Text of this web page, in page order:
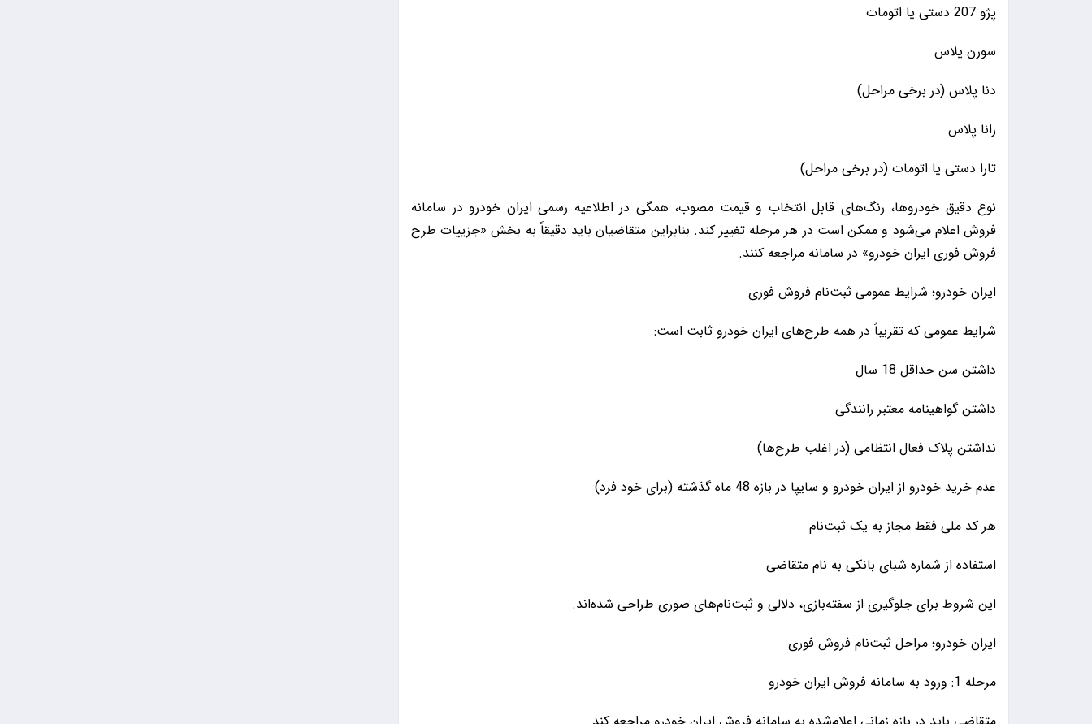
پژو 207 دستی یا اتومات
سورن پلاس
دنا پلاس (در برخی مراحل)
رانا پلاس
تارا دستی یا اتومات (در برخی مراحل)
نوع دقیق خودروها، رنگ‌های قابل انتخاب و قیمت مصوب، همگی در اطلاعیه رسمی ایران خودرو در سامانه
فروش اعلام می‌شود و ممکن است در هر مرحله تغییر کند. بنابراین متقاضیان باید دقیقاً به بخش «جزییات طرح
فروش فوری ایران خودرو» در سامانه مراجعه کنند.
ایران خودرو؛ شرایط عمومی ثبت‌نام فروش فوری
شرایط عمومی که تقریباً در همه طرح‌های ایران خودرو ثابت است:
داشتن سن حداقل 18 سال
داشتن گواهینامه معتبر رانندگی
نداشتن پلاک فعال انتظامی (در اغلب طرح‌ها)
عدم خرید خودرو از ایران خودرو و سایپا در بازه 48 ماه گذشته (برای خود فرد)
هر کد ملی فقط مجاز به یک ثبت‌نام
استفاده از شماره شبای بانکی به نام متقاضی
این شروط برای جلوگیری از سفته‌بازی، دلالی و ثبت‌نام‌های صوری طراحی شده‌اند.
ایران خودرو؛ مراحل ثبت‌نام فروش فوری
مرحله 1: ورود به سامانه فروش ایران خودرو